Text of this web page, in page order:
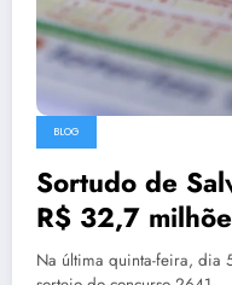
BLOG
Sortudo de
R$ 32,7
Confira os
Na última quinta-feira, dia